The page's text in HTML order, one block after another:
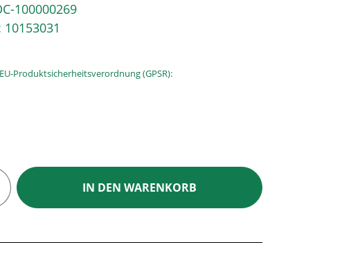
100000269
10153031
Produktsicherheitsverordnung (GPSR):
Gib den gewünschten Wert ein oder
IN DEN WARENKORB